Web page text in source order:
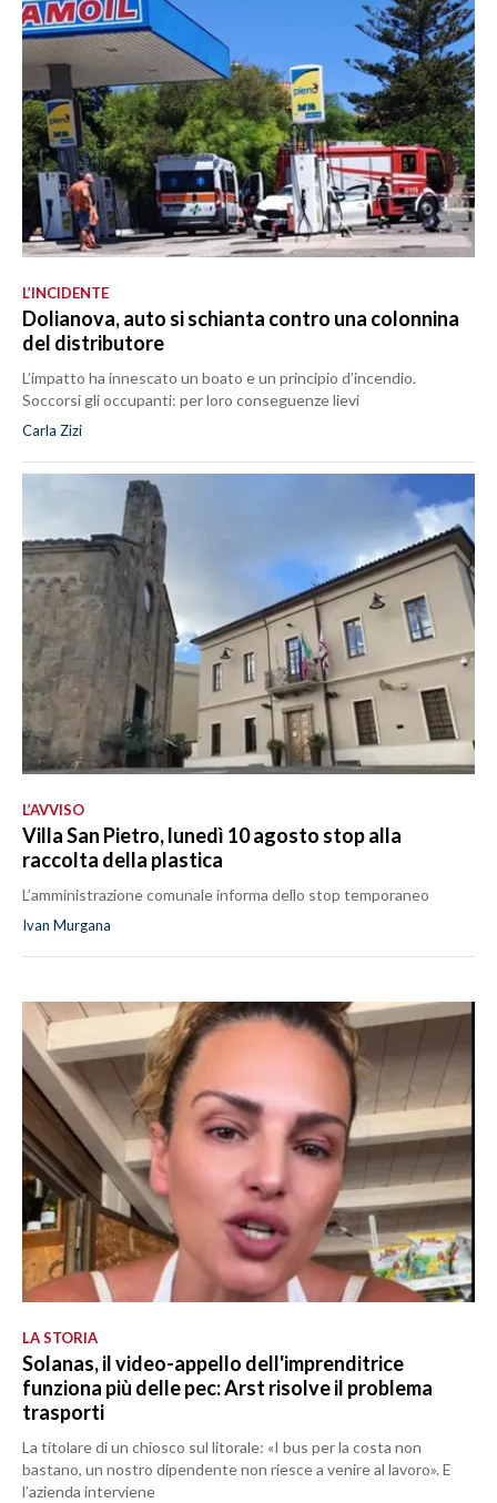
L’INCIDENTE
Dolianova, auto si schianta contro una colonnina
del distributore
L’impatto ha innescato un boato e un principio d’incendio.
Soccorsi gli occupanti: per loro conseguenze lievi
Carla Zizi
L’AVVISO
Villa San Pietro, lunedì 10 agosto stop alla
raccolta della plastica
L’amministrazione comunale informa dello stop temporaneo
Ivan Murgana
LA STORIA
Solanas, il video-appello dell'imprenditrice
funziona più delle pec: Arst risolve il problema
trasporti
La titolare di un chiosco sul litorale: «I bus per la costa non
bastano, un nostro dipendente non riesce a venire al lavoro». E
l’azienda interviene